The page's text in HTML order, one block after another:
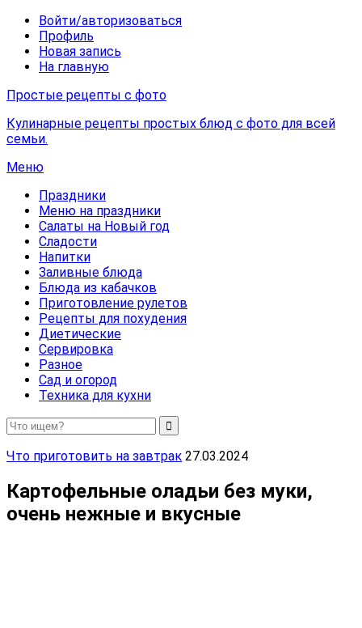
Войти/авторизоваться
Профиль
Новая запись
На главную
Простые рецепты с фото
Кулинарные рецепты простых блюд с фото для всей
семьи.
Меню
Праздники
Меню на праздники
Салаты на Новый год
Сладости
Напитки
Заливные блюда
Блюда из кабачков
Приготовление рулетов
Рецепты для похудения
Диетические
Сервировка
Разное
Сад и огород
Техника для кухни
Что приготовить на завтрак 27.03.2024
Картофельные оладьи без муки,
очень нежные и вкусные